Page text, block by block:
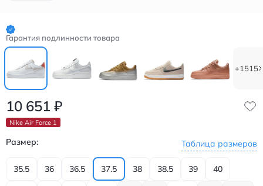
Гарантия подлинности товара
+1515
10 651 ₽
Nike Air Force 1
Размер: Таблица размеров
35.5 36 36.5 37.5 38 38.5 39 40